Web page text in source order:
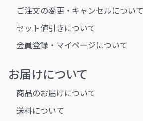
ご注文の変更・キャンセルについて
セット値引きについて
会員登録・マイページについて
お届けについて
商品のお届けについて
送料について